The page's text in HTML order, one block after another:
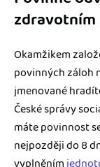
Okamžikem
povinných záloh
jmenované
České správy
máte povinnost
nejpozději do 8